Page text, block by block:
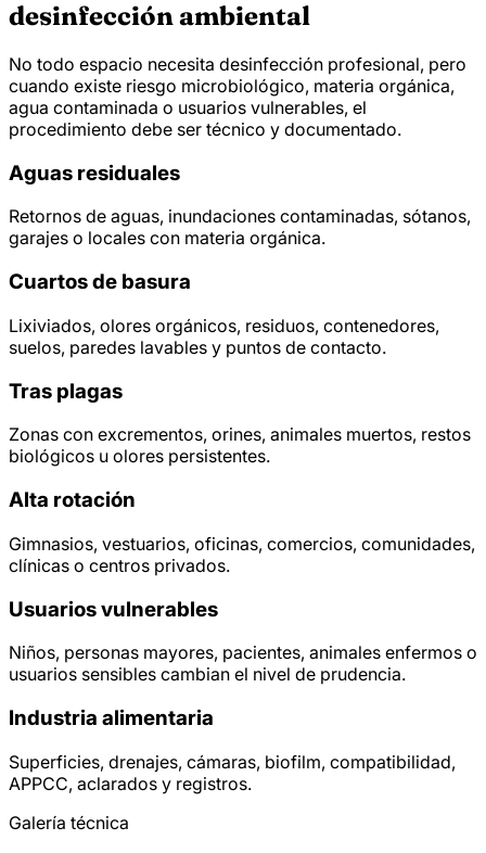
desinfección ambiental
No todo espacio necesita desinfección profesional, pero
cuando existe riesgo microbiológico, materia orgánica,
agua contaminada o usuarios vulnerables, el
procedimiento debe ser técnico y documentado.
Aguas residuales
Retornos de aguas, inundaciones contaminadas, sótanos,
garajes o locales con materia orgánica.
Cuartos de basura
Lixiviados, olores orgánicos, residuos, contenedores,
suelos, paredes lavables y puntos de contacto.
Tras plagas
Zonas con excrementos, orines, animales muertos, restos
biológicos u olores persistentes.
Alta rotación
Gimnasios, vestuarios, oficinas, comercios, comunidades,
clínicas o centros privados.
Usuarios vulnerables
Niños, personas mayores, pacientes, animales enfermos o
usuarios sensibles cambian el nivel de prudencia.
Industria alimentaria
Superficies, drenajes, cámaras, biofilm, compatibilidad,
APPCC, aclarados y registros.
Galería técnica